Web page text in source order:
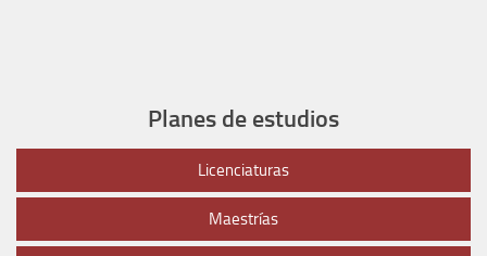
Planes de estudios
Licenciaturas
Maestrías